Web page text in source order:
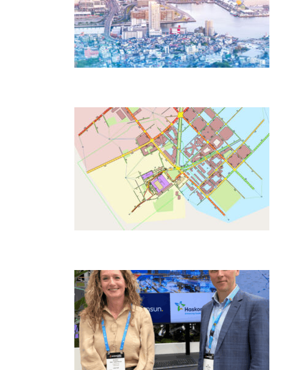
Multi-tier & Calibration aprofunda calibração
no Aimsun Next
Meso, Hybrid, Macro amplia análise de redes
no Aimsun Next